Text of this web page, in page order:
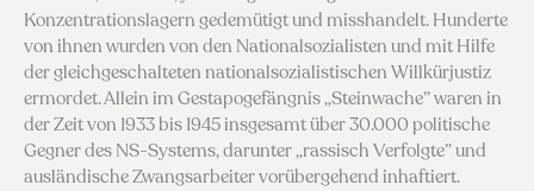
Konzentrationslagern ge­demütigt und misshandelt. Hunderte
von ihnen wurden von den National­sozialisten und mit Hilfe
der gleichgeschalteten nationalsozialistischen Willkürjustiz
ermordet. Allein im Gestapogefängnis „Steinwache” waren in
der Zeit von 1933 bis 1945 insgesamt über 30.000 politische
Gegner des NS-Systems, darunter „rassisch Verfolgte” und
ausländische Zwangsar­beiter vorübergehend inhaftiert.